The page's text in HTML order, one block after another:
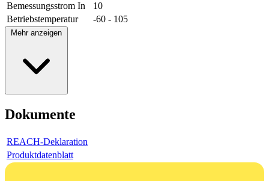
Bemessungsstrom In
10
Betriebstemperatur
-60 - 105
Mehr anzeigen
Dokumente
REACH-Deklaration
Produktdatenblatt